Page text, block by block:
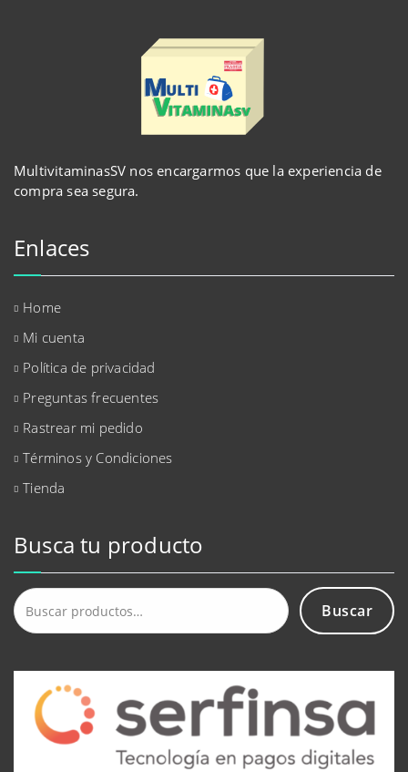
MultivitaminasSV nos encargarmos que la experiencia de
compra sea segura.
Enlaces
Home
Mi cuenta
Política de privacidad
Preguntas frecuentes
Rastrear mi pedido
Términos y Condiciones
Tienda
Busca tu producto
Buscar
por:
Buscar